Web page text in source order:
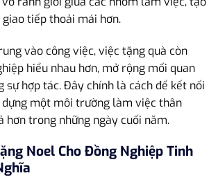
giao tiếp thoải mái hơn.
vào công việc, việc tặng quà còn
hiểu nhau hơn, mở rộng mối quan
sự hợp tác. Đây chính là cách để kết nối
dựng một môi trường làm việc thân
hơn trong những ngày cuối năm.
Noel Cho Đồng Nghiệp Tinh